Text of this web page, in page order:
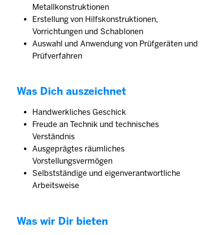
Metallkonstruktionen
Erstellung von Hilfskonstruktionen,
Vorrichtungen und Schablonen
Auswahl und Anwendung von Prüfgeräten und
Prüfverfahren
Was Dich auszeichnet
Handwerkliches Geschick
Freude an Technik und technisches
Verständnis
Ausgeprägtes räumliches
Vorstellungsvermögen
Selbstständige und eigenverantwortliche
Arbeitsweise
Was wir Dir bieten